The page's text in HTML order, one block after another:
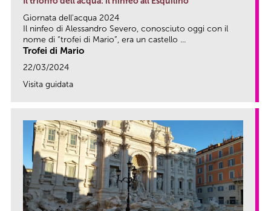
Giornata dell'acqua 2024
Il ninfeo di Alessandro Severo, conosciuto oggi con il
nome di “trofei di Mario”, era un castello ...
Trofei di Mario
22/03/2024
Visita guidata